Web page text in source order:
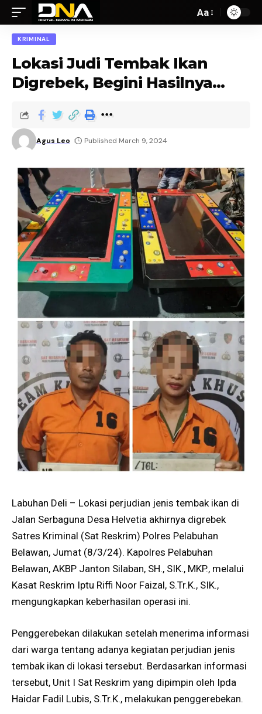
Aa
KRIMINAL
Lokasi Judi Tembak Ikan
Digrebek, Begini Hasilnya…
Agus Leo Published March 9, 2024
Labuhan Deli – Lokasi perjudian jenis tembak ikan di
Jalan Serbaguna Desa Helvetia akhirnya digrebek
Satres Kriminal (Sat Reskrim) Polres Pelabuhan
Belawan, Jumat (8/3/24). Kapolres Pelabuhan
Belawan, AKBP Janton Silaban, SH., SIK., MKP., melalui
Kasat Reskrim Iptu Riffi Noor Faizal, S.Tr.K., SIK.,
mengungkapkan keberhasilan operasi ini.
Penggerebekan dilakukan setelah menerima informasi
dari warga tentang adanya kegiatan perjudian jenis
tembak ikan di lokasi tersebut. Berdasarkan informasi
tersebut, Unit I Sat Reskrim yang dipimpin oleh Ipda
Haidar Fadil Lubis, S.Tr.K., melakukan penggerebekan.